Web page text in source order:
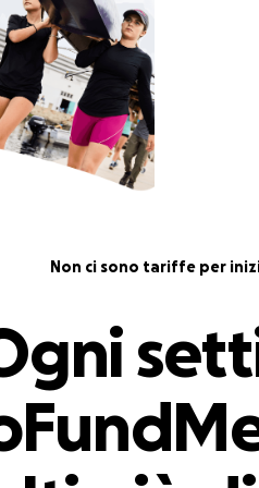
Non ci sono tariffe per